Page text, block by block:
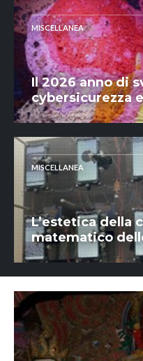
MISCELLANEA
Il 2026 anno di
cybersicurezza
MISCELLANEA
L’estetica della
matematico